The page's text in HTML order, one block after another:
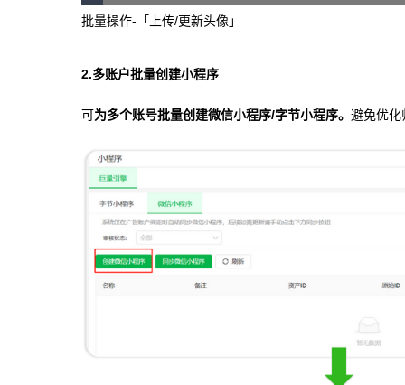
批量操作-「上传/更新头像」
2.多账户批量创建小程序
可为多个账号批量创建微信小程序/字节小程序。 避免优化